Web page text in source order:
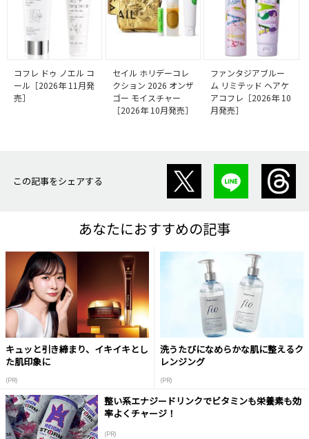
コフレ ドゥ ノエル コ
ール［2026年 11月発
売］
セイル ホリデーコレ
クション 2026 オンザ
ゴー モイスチャー
［2026年 10月発売］
ファンタジアブルー
ム リミテッド ヘアケ
アコフレ［2026年 10
月発売］
この記事をシェアする
あなたにおすすめの記事
キュッと引き締まり、イキイキとし
た肌印象に
(PR)
洗うたびになめらかな肌に整えるク
レンジング
(PR)
整い系エナジードリンクでビタミンも栄養素も効
率よくチャージ！
(PR)